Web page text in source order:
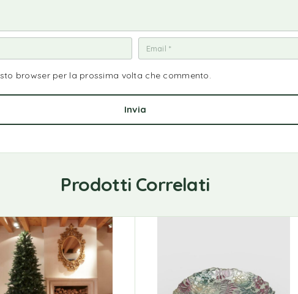
browser per la prossima volta che commento.
Prodotti Correlati